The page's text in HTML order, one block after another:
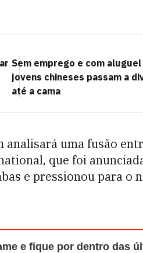
Sem emprego e com
jovens chineses passam a
até a cama
analisará uma fusão
que foi
e pressionou para o
e fique por dentro das